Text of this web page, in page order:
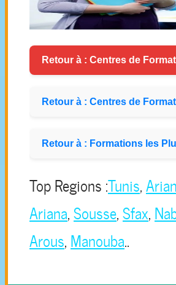
Retour à : Centres de
Retour à : Centres de
Retour à : Formations les
Top Regions :Tunis,
Ariana,Sousse,Sfax,
Arous, Manouba..